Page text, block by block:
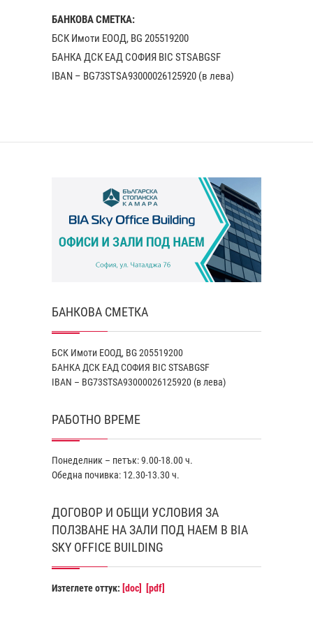
БАНКОВА СМЕТКА:
БСК Имоти ЕООД, BG 205519200
БАНКА ДСК EАД СОФИЯ BIC STSABGSF
IBAN – BG73STSA93000026125920 (в лева)
БАНКОВА СМЕТКА
БСК Имоти ЕООД, BG 205519200
БАНКА ДСК EАД СОФИЯ BIC STSABGSF
IBAN – BG73STSA93000026125920 (в лева)
РАБОТНО ВРЕМЕ
Понеделник – петък: 9.00-18.00 ч.
Обедна почивка: 12.30-13.30 ч.
ДОГОВОР И ОБЩИ УСЛОВИЯ ЗА
ПОЛЗВАНЕ НА ЗАЛИ ПОД НАЕМ В BIA
SKY OFFICE BUILDING
Изтеглете оттук: [doc] [pdf]